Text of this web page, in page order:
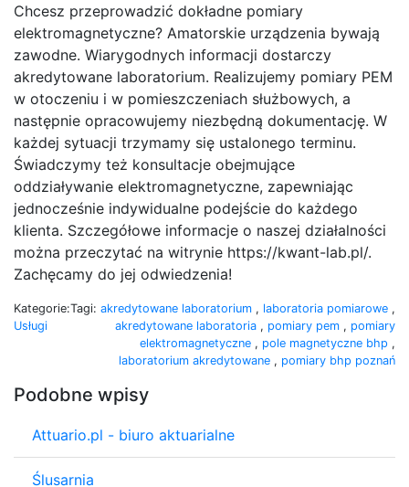
Chcesz przeprowadzić dokładne pomiary
elektromagnetyczne? Amatorskie urządzenia bywają
zawodne. Wiarygodnych informacji dostarczy
akredytowane laboratorium. Realizujemy pomiary PEM
w otoczeniu i w pomieszczeniach służbowych, a
następnie opracowujemy niezbędną dokumentację. W
każdej sytuacji trzymamy się ustalonego terminu.
Świadczymy też konsultacje obejmujące
oddziaływanie elektromagnetyczne, zapewniając
jednocześnie indywidualne podejście do każdego
klienta. Szczegółowe informacje o naszej działalności
można przeczytać na witrynie https://kwant-lab.pl/.
Zachęcamy do jej odwiedzenia!
Kategorie:
Usługi
Tagi: akredytowane laboratorium , laboratoria pomiarowe ,
akredytowane laboratoria , pomiary pem , pomiary
elektromagnetyczne , pole magnetyczne bhp ,
laboratorium akredytowane , pomiary bhp poznań
Podobne wpisy
Attuario.pl - biuro aktuarialne
Ślusarnia